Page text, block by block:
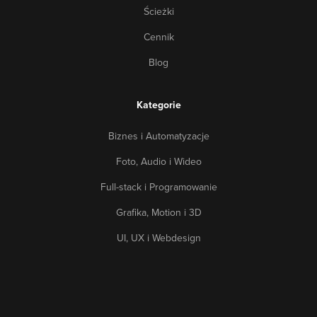
internetowych, jak również zdecydowanie bardziej
pewnego rodzaju estetyki oraz kreatywności, które poprzez
fantastycznymi witrynami pod kątem wizualnym.
Ścieżki
Cennik
Blog
Kategorie
Biznes i Automatyzacje
Foto, Audio i Wideo
Full-stack i Programowanie
Grafika, Motion i 3D
UI, UX i Webdesign